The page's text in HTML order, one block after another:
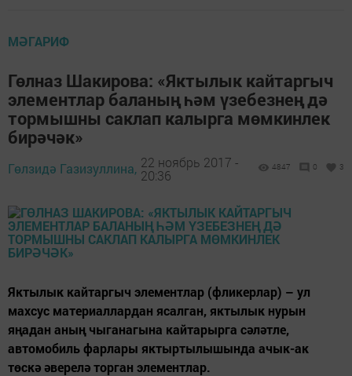
МӘГАРИФ
Гөлназ Шакирова: «Яктылык кайтаргыч
элементлар баланың һәм үзебезнең дә
тормышны саклап калырга мөмкинлек
бирәчәк»
Гөлзидә Газизуллина, 22 ноябрь 2017 -
20:36
4847 0 3
Яктылык кайтаргыч элементлар (фликерлар) – ул
махсус материаллардан ясалган, яктылык нурын
яңадан аның чыганагына кайтарырга сәләтле,
автомобиль фарлары яктыртылышында ачык-ак
төскә әверелә торган элементлар.